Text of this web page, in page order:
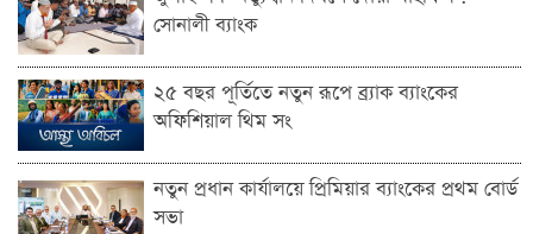
সোনালী ব্যাংক
২৫ বছর পূর্তিতে নতুন রূপে ব্র্যাক ব্যাংকের
অফিশিয়াল থিম সং
নতুন প্রধান কার্যালয়ে প্রিমিয়ার ব্যাংকের প্রথম বোর্ড
সভা